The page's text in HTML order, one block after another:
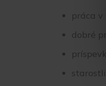
práca v
dobré